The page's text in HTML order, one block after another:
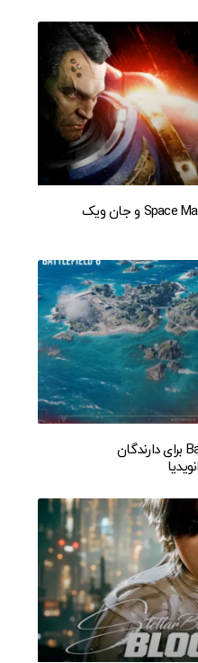
زمان انتشار بازی‌های Space Marine 3 و جان ویک
رفع مشکل کرش Battlefield 6 برای دارندگان